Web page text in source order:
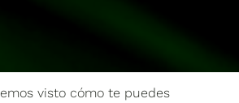
visto cómo te puedes